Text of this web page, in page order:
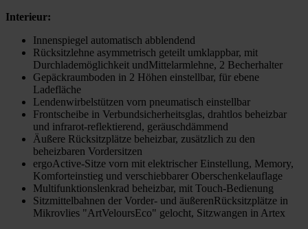
Interieur:
Innenspiegel automatisch abblendend
Rücksitzlehne asymmetrisch geteilt umklappbar, mit
Durchlademöglichkeit undMittelarmlehne, 2 Becherhalter
Gepäckraumboden in 2 Höhen einstellbar, für ebene
Ladefläche
Lendenwirbelstützen vorn pneumatisch einstellbar
Frontscheibe in Verbundsicherheitsglas, drahtlos beheizbar
und infrarot-reflektierend, geräuschdämmend
Äußere Rücksitzplätze beheizbar, zusätzlich zu den
beheizbaren Vordersitzen
ergoActive-Sitze vorn mit elektrischer Einstellung, Memory,
Komforteinstieg und verschiebbarer Oberschenkelauflage
Multifunktionslenkrad beheizbar, mit Touch-Bedienung
Sitzmittelbahnen der Vorder- und äußerenRücksitzplätze in
Mikrovlies "ArtVeloursEco" gelocht, Sitzwangen in Artex